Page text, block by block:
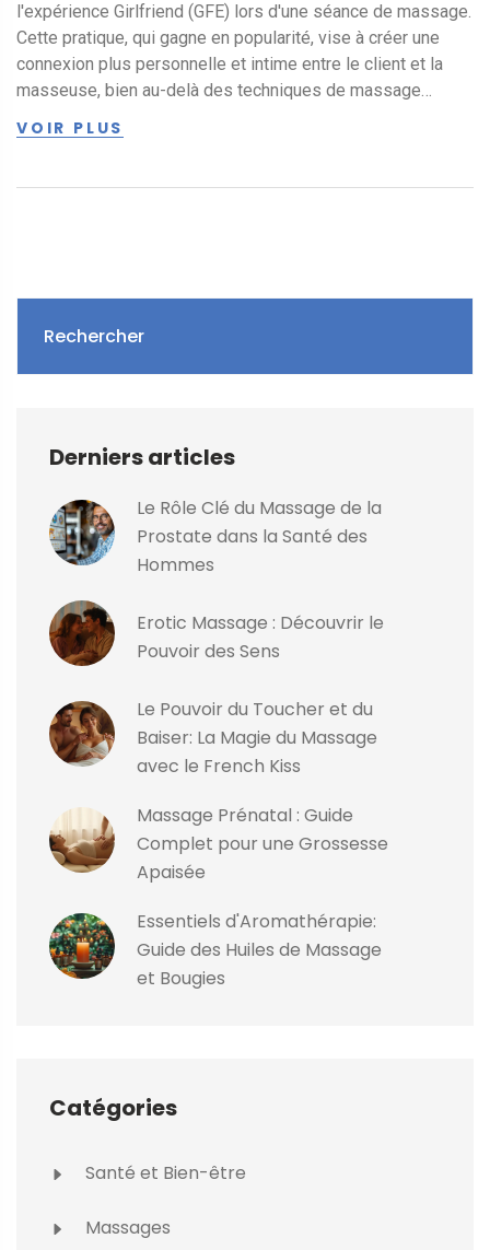
l'expérience Girlfriend (GFE) lors d'une séance de massage.
Cette pratique, qui gagne en popularité, vise à créer une
connexion plus personnelle et intime entre le client et la
masseuse, bien au-delà des techniques de massage
avec une masseuse, les avantages associés à une telle
unique. À travers des conseils pratiques, des faits
attentes et les expériences dans le monde du massage.
VOIR PLUS
Rechercher
Derniers articles
Le Rôle Clé du Massage de la
Prostate dans la Santé des
Hommes
Erotic Massage : Découvrir le
Pouvoir des Sens
Le Pouvoir du Toucher et du
Baiser: La Magie du Massage
avec le French Kiss
Massage Prénatal : Guide
Complet pour une Grossesse
Apaisée
Essentiels d'Aromathérapie:
Guide des Huiles de Massage
et Bougies
Catégories
Santé et Bien-être
Massages